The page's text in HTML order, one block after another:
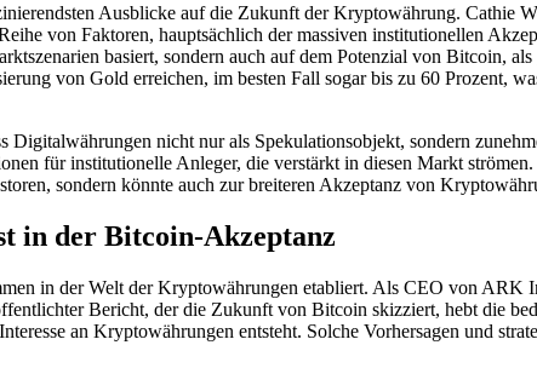
Ausblicke auf die Zukunft der Kryptowährung. Cathie
von Faktoren, hauptsächlich der massiven institutionellen
basiert, sondern auch auf dem Potenzial von Bitcoin,
von Gold erreichen, im besten Fall sogar bis zu 60 Prozent,
nicht nur als Spekulationsobjekt, sondern
für institutionelle Anleger, die verstärkt in diesen Markt
sondern könnte auch zur breiteren Akzeptanz von
in der Bitcoin-Akzeptanz
in der Welt der Kryptowährungen etabliert. Als CEO von
Bericht, der die Zukunft von Bitcoin skizziert, hebt die
an Kryptowährungen entsteht. Solche Vorhersagen und